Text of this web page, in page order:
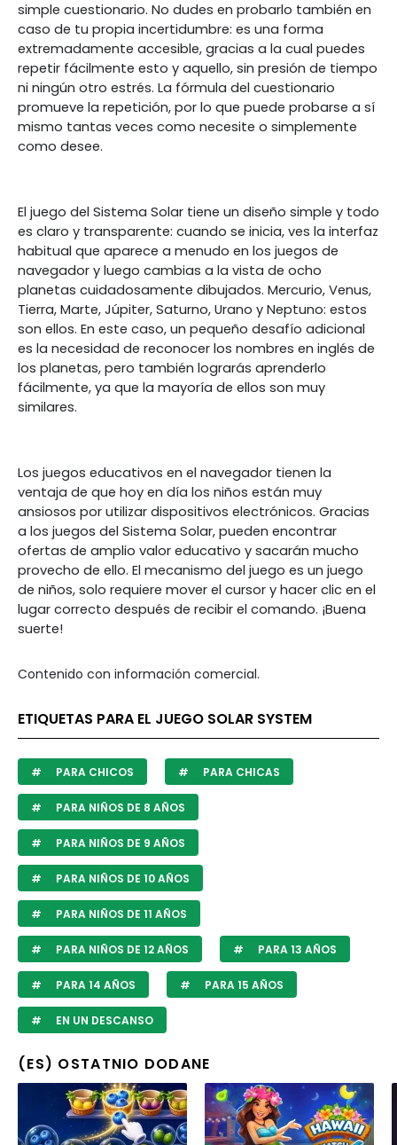
simple cuestionario. No dudes en probarlo también en
caso de tu propia incertidumbre: es una forma
extremadamente accesible, gracias a la cual puedes
repetir fácilmente esto y aquello, sin presión de tiempo
ni ningún otro estrés. La fórmula del cuestionario
promueve la repetición, por lo que puede probarse a sí
mismo tantas veces como necesite o simplemente
como desee.
El juego del Sistema Solar tiene un diseño simple y todo
es claro y transparente: cuando se inicia, ves la interfaz
habitual que aparece a menudo en los juegos de
navegador y luego cambias a la vista de ocho
planetas cuidadosamente dibujados. Mercurio, Venus,
Tierra, Marte, Júpiter, Saturno, Urano y Neptuno: estos
son ellos. En este caso, un pequeño desafío adicional
es la necesidad de reconocer los nombres en inglés de
los planetas, pero también lograrás aprenderlo
fácilmente, ya que la mayoría de ellos son muy
similares.
Los juegos educativos en el navegador tienen la
ventaja de que hoy en día los niños están muy
ansiosos por utilizar dispositivos electrónicos. Gracias
a los juegos del Sistema Solar, pueden encontrar
ofertas de amplio valor educativo y sacarán mucho
provecho de ello. El mecanismo del juego es un juego
de niños, solo requiere mover el cursor y hacer clic en el
lugar correcto después de recibir el comando. ¡Buena
suerte!
Contenido con información comercial.
ETIQUETAS PARA EL JUEGO SOLAR SYSTEM
PARA CHICOS PARA CHICAS
PARA NIÑOS DE 8 AÑOS
PARA NIÑOS DE 9 AÑOS
PARA NIÑOS DE 10 AÑOS
PARA NIÑOS DE 11 AÑOS
PARA NIÑOS DE 12 AÑOS PARA 13 AÑOS
PARA 14 AÑOS PARA 15 AÑOS
EN UN DESCANSO
(ES) OSTATNIO DODANE